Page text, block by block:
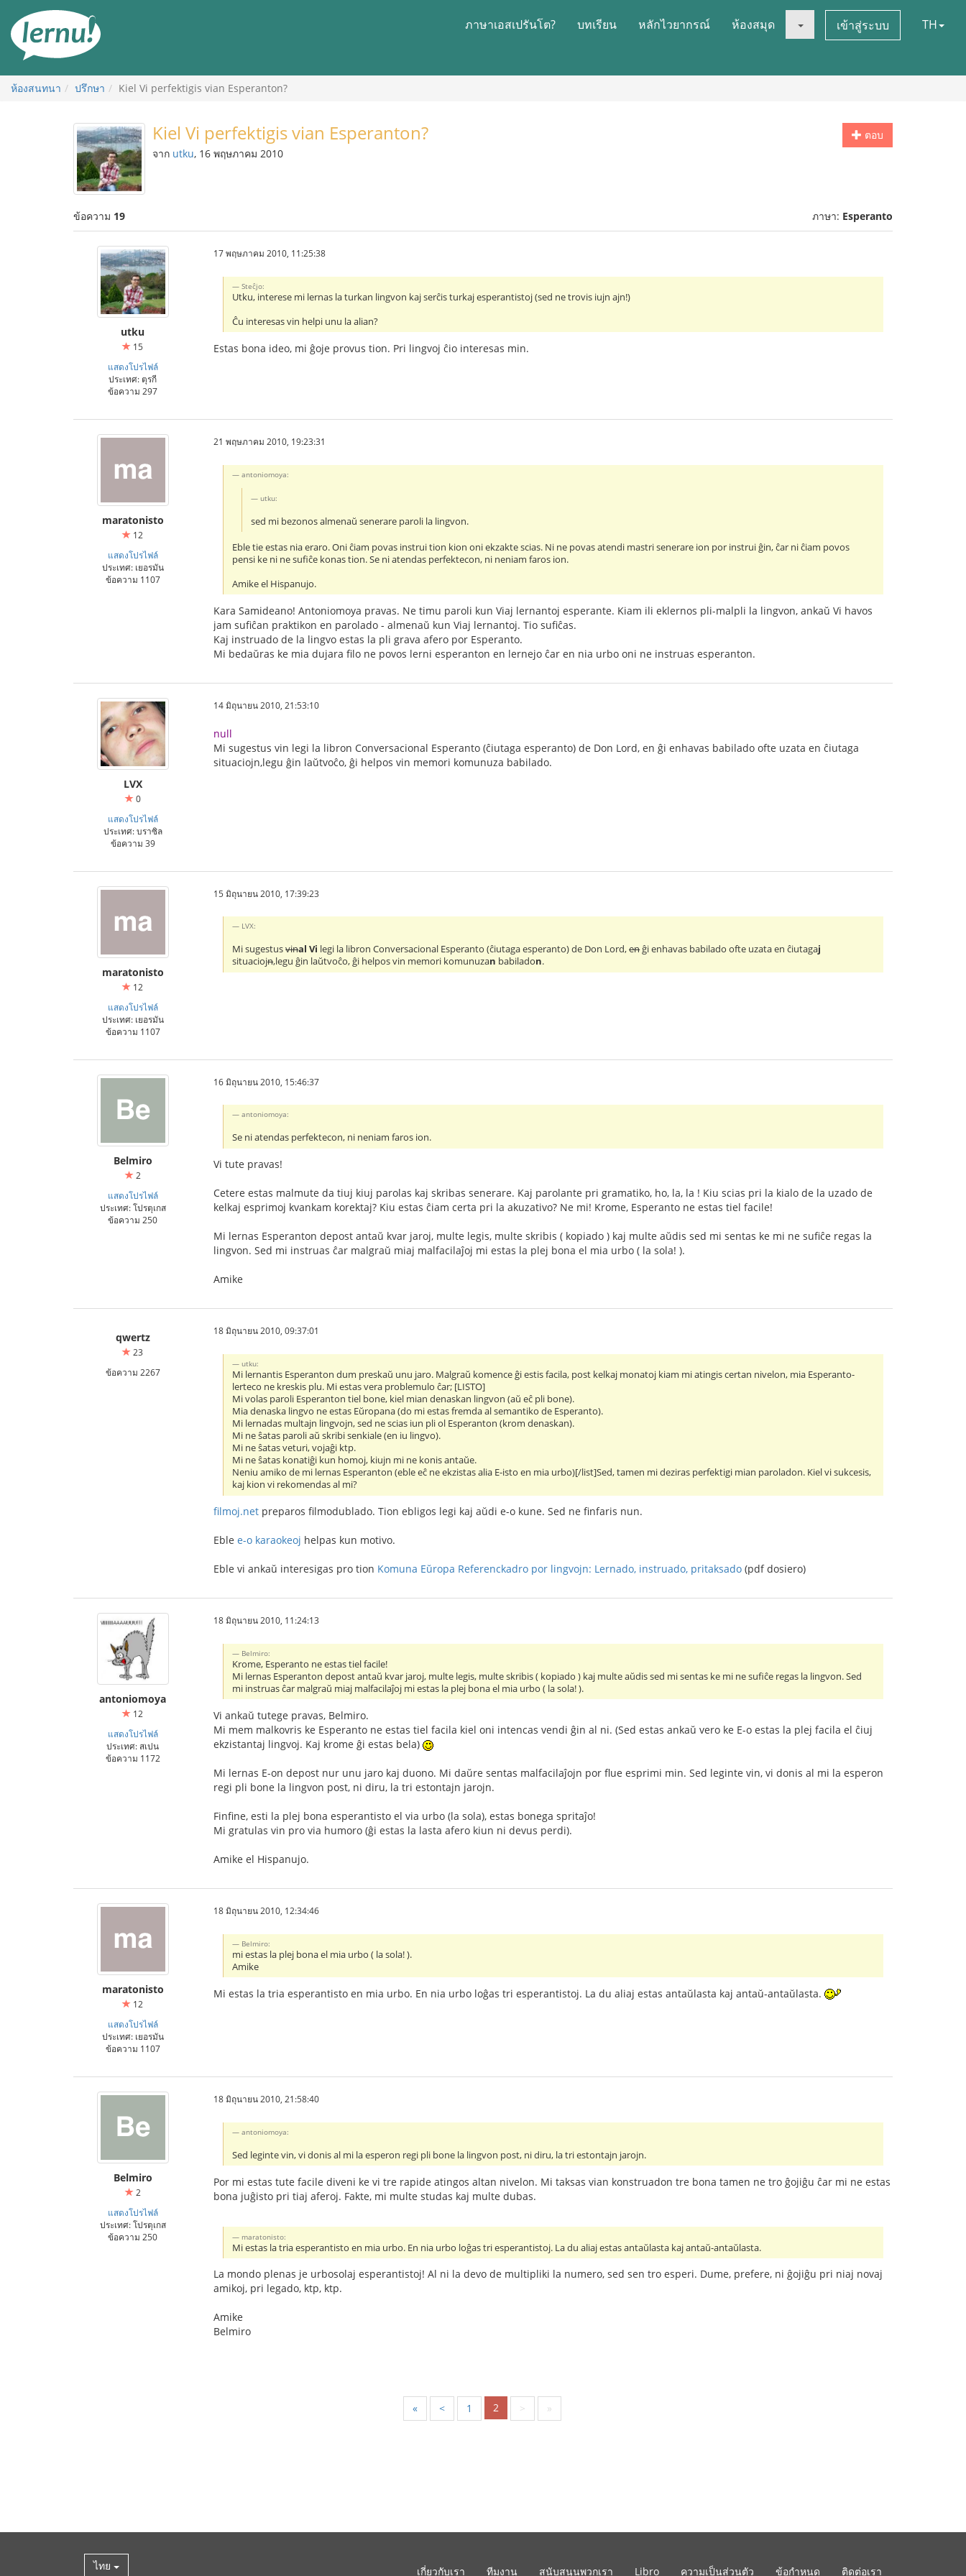
สารบัญ
ภาษาเอสเปรันโต? บทเรียน หลักไวยากรณ์ ห้องสมุด เข้าสู่ระบบ TH
ห้องสนทนา ปรึกษา Kiel Vi perfektigis vian Esperanton?
ตอบ
Kiel Vi perfektigis vian Esperanton?
จาก utku, 16 พฤษภาคม 2010
ข้อความ 19 ภาษา: Esperanto
utku
15
แสดงโปรไฟล์
ประเทศ: ตุรกี
ข้อความ 297
17 พฤษภาคม 2010, 11:25:38
Steĉjo:
Utku, interese mi lernas la turkan lingvon kaj serĉis turkaj esperantistoj (sed ne trovis iujn ajn!)
Ĉu interesas vin helpi unu la alian?
Estas bona ideo, mi ĝoje provus tion. Pri lingvoj ĉio interesas min.
maratonisto
12
แสดงโปรไฟล์
ประเทศ: เยอรมัน
ข้อความ 1107
21 พฤษภาคม 2010, 19:23:31
antoniomoya:
utku:
sed mi bezonos almenaŭ senerare paroli la lingvon.
Eble tie estas nia eraro. Oni ĉiam povas instrui tion kion oni ekzakte scias. Ni ne povas atendi mastri senerare ion por instrui ĝin, ĉar ni ĉiam povos
pensi ke ni ne sufiĉe konas tion. Se ni atendas perfektecon, ni neniam faros ion.
Amike el Hispanujo.
Kara Samideano! Antoniomoya pravas. Ne timu paroli kun Viaj lernantoj esperante. Kiam ili eklernos pli-malpli la lingvon, ankaŭ Vi havos
jam sufiĉan praktikon en parolado - almenaŭ kun Viaj lernantoj. Tio sufiĉas.
Kaj instruado de la lingvo estas la pli grava afero por Esperanto.
Mi bedaŭras ke mia dujara filo ne povos lerni esperanton en lernejo ĉar en nia urbo oni ne instruas esperanton.
LVX
0
แสดงโปรไฟล์
ประเทศ: บราซิล
ข้อความ 39
14 มิถุนายน 2010, 21:53:10
null
Mi sugestus vin legi la libron Conversacional Esperanto (ĉiutaga esperanto) de Don Lord, en ĝi enhavas babilado ofte uzata en ĉiutaga
situaciojn,legu ĝin laŭtvoĉo, ĝi helpos vin memori komunuza babilado.
maratonisto
12
แสดงโปรไฟล์
ประเทศ: เยอรมัน
ข้อความ 1107
15 มิถุนายน 2010, 17:39:23
LVX:
Mi sugestusvinal Vi legi la libron Conversacional Esperanto (ĉiutaga esperanto) de Don Lord,enĝi enhavas babilado ofte uzata en ĉiutagaj
situaciojn,legu ĝin laŭtvoĉo, ĝi helpos vin memori komunuzan babiladon.
Belmiro
2
แสดงโปรไฟล์
ประเทศ: โปรตุเกส
ข้อความ 250
16 มิถุนายน 2010, 15:46:37
antoniomoya:
Se ni atendas perfektecon, ni neniam faros ion.
Vi tute pravas!
Cetere estas malmute da tiuj kiuj parolas kaj skribas senerare. Kaj parolante pri gramatiko, ho, la, la ! Kiu scias pri la kialo de la uzado de
kelkaj esprimoj kvankam korektaj? Kiu estas ĉiam certa pri la akuzativo? Ne mi! Krome, Esperanto ne estas tiel facile!
Mi lernas Esperanton depost antaŭ kvar jaroj, multe legis, multe skribis ( kopiado ) kaj multe aŭdis sed mi sentas ke mi ne sufiĉe regas la
lingvon. Sed mi instruas ĉar malgraŭ miaj malfacilaĵoj mi estas la plej bona el mia urbo ( la sola! ).
Amike
qwertz
23
ข้อความ 2267
18 มิถุนายน 2010, 09:37:01
utku:
Mi lernantis Esperanton dum preskaŭ unu jaro. Malgraŭ komence ĝi estis facila, post kelkaj monatoj kiam mi atingis certan nivelon, mia Esperanto-
lerteco ne kreskis plu. Mi estas vera problemulo ĉar; [LISTO]
Mi volas paroli Esperanton tiel bone, kiel mian denaskan lingvon (aŭ eĉ pli bone).
Mia denaska lingvo ne estas Eŭropana (do mi estas fremda al semantiko de Esperanto).
Mi lernadas multajn lingvojn, sed ne scias iun pli ol Esperanton (krom denaskan).
Mi ne ŝatas paroli aŭ skribi senkiale (en iu lingvo).
Mi ne ŝatas veturi, vojaĝi ktp.
Mi ne ŝatas konatiĝi kun homoj, kiujn mi ne konis antaŭe.
Neniu amiko de mi lernas Esperanton (eble eĉ ne ekzistas alia E-isto en mia urbo)[/list]Sed, tamen mi deziras perfektigi mian paroladon. Kiel vi sukcesis,
kaj kion vi rekomendas al mi?
filmoj.net preparos filmodublado. Tion ebligos legi kaj aŭdi e-o kune. Sed ne finfaris nun.
Eble e-o karaokeoj helpas kun motivo.
Eble vi ankaŭ interesigas pro tion Komuna Eŭropa Referenckadro por lingvojn: Lernado, instruado, pritaksado (pdf dosiero)
antoniomoya
12
แสดงโปรไฟล์
ประเทศ: สเปน
ข้อความ 1172
18 มิถุนายน 2010, 11:24:13
Belmiro:
Krome, Esperanto ne estas tiel facile!
Mi lernas Esperanton depost antaŭ kvar jaroj, multe legis, multe skribis ( kopiado ) kaj multe aŭdis sed mi sentas ke mi ne sufiĉe regas la lingvon. Sed
mi instruas ĉar malgraŭ miaj malfacilaĵoj mi estas la plej bona el mia urbo ( la sola! ).
Vi ankaŭ tutege pravas, Belmiro.
Mi mem malkovris ke Esperanto ne estas tiel facila kiel oni intencas vendi ĝin al ni. (Sed estas ankaŭ vero ke E-o estas la plej facila el ĉiuj
ekzistantaj lingvoj. Kaj krome ĝi estas bela)
Mi lernas E-on depost nur unu jaro kaj duono. Mi daŭre sentas malfacilaĵojn por flue esprimi min. Sed leginte vin, vi donis al mi la esperon
regi pli bone la lingvon post, ni diru, la tri estontajn jarojn.
Finfine, esti la plej bona esperantisto el via urbo (la sola), estas bonega spritaĵo!
Mi gratulas vin pro via humoro (ĝi estas la lasta afero kiun ni devus perdi).
Amike el Hispanujo.
maratonisto
12
แสดงโปรไฟล์
ประเทศ: เยอรมัน
ข้อความ 1107
18 มิถุนายน 2010, 12:34:46
Belmiro:
mi estas la plej bona el mia urbo ( la sola! ).
Amike
Mi estas la tria esperantisto en mia urbo. En nia urbo loĝas tri esperantistoj. La du aliaj estas antaŭlasta kaj antaŭ-antaŭlasta.
Belmiro
2
แสดงโปรไฟล์
ประเทศ: โปรตุเกส
ข้อความ 250
18 มิถุนายน 2010, 21:58:40
antoniomoya:
Sed leginte vin, vi donis al mi la esperon regi pli bone la lingvon post, ni diru, la tri estontajn jarojn.
Por mi estas tute facile diveni ke vi tre rapide atingos altan nivelon. Mi taksas vian konstruadon tre bona tamen ne tro ĝojiĝu ĉar mi ne estas
bona juĝisto pri tiaj aferoj. Fakte, mi multe studas kaj multe dubas.
maratonisto:
Mi estas la tria esperantisto en mia urbo. En nia urbo loĝas tri esperantistoj. La du aliaj estas antaŭlasta kaj antaŭ-antaŭlasta.
La mondo plenas je urbosolaj esperantistoj! Al ni la devo de multipliki la numero, sed sen tro esperi. Dume, prefere, ni ĝojiĝu pri niaj novaj
amikoj, pri legado, ktp, ktp.
Amike
Belmiro
« < 1 2 > »
ไทย เกี่ยวกับเรา ทีมงาน สนับสนุนพวกเรา Libro ความเป็นส่วนตัว ข้อกำหนด ติดต่อเรา